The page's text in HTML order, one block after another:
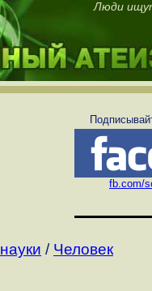
Люди
fb.com/
/ Человек